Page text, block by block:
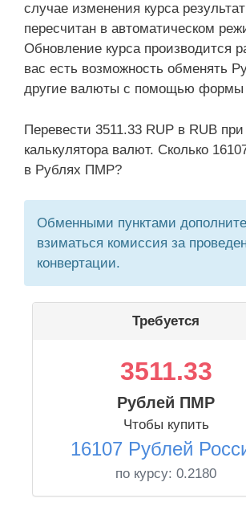
случае изменения курса
пересчитан в автоматическом
Обновление курса производится
вас есть возможность обменять
другие валюты с помощью формы
Перевести 3511.33 RUP в RUB
калькулятора валют. Сколько
в Рублях ПМР?
Обменными пунктами
взиматься комиссия за
конвертации.
Требуется
3511.33
Рублей ПМР
Чтобы купить
16107 Рублей
по курсу: 0.2180